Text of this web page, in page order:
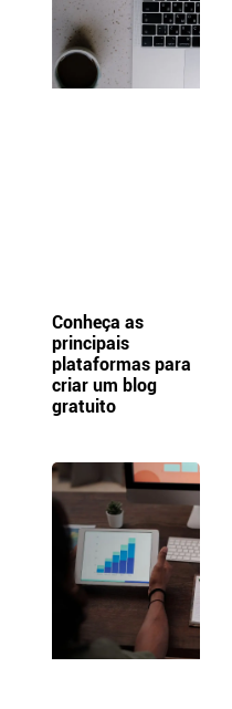
Conheça as
principais
plataformas para
criar um blog
gratuito